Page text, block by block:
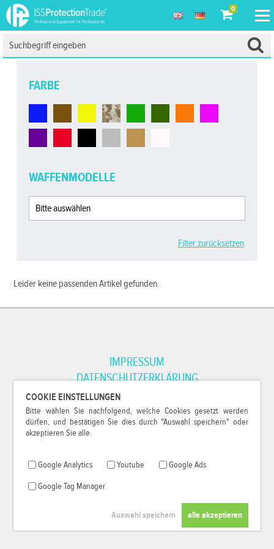
COOKIE EINSTELLUNGEN
Bitte wählen Sie nachfolgend, welche Cookies gesetzt werden
dürfen, und bestätigen Sie dies durch "Auswahl speichern" oder
akzeptieren Sie alle.
Google Analytics Youtube Google Ads
Google Tag Manager
0
FARBE
WAFFENMODELLE
Filter zurücksetzen
Leider keine passenden Artikel gefunden.
IMPRESSUM
DATENSCHUTZERKLÄRUNG
*Alle Preise inkl. MwSt. und zzgl.Versandkosten
© 2000-2026 79Pixel, alle Rechte vorbehalten.